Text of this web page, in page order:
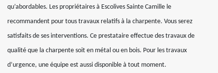
qu’abordables. Les propriétaires à Escolives Sainte Camille le
recommandent pour tous travaux relatifs à la charpente. Vous serez
satisfaits de ses interventions. Ce prestataire effectue des travaux de
qualité que la charpente soit en métal ou en bois. Pour les travaux
d’urgence, une équipe est aussi disponible à tout moment.